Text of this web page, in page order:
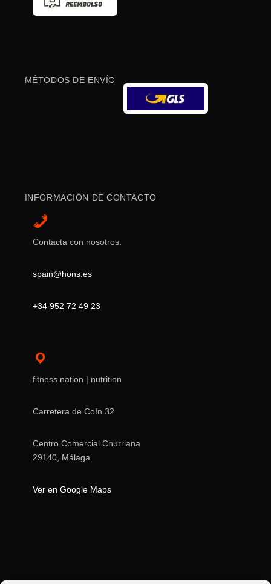
MÉTODOS DE ENVÍO
INFORMACIÓN DE CONTACTO
Contacta con nosotros:
spain@hons.es
+34 952 72 49 23
fitness nation | nutrition
Carretera de Coín 32
Centro Comercial Churriana
29140, Málaga
Ver en Google Maps